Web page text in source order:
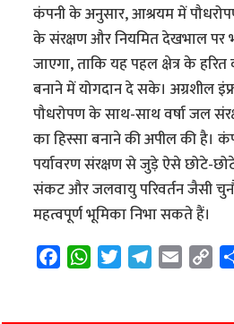
कंपनी के अनुसार, आश्रयम में
के संरक्षण और नियमित देखभाल पर
जाएगा, ताकि यह पहल क्षेत्र के
बनाने में योगदान दे सके। अग्रशील
पौधरोपण के साथ-साथ वर्षा जल
का हिस्सा बनाने की अपील की है।
पर्यावरण संरक्षण से जुड़े ऐसे छोटे-
संकट और जलवायु परिवर्तन जैसी
महत्वपूर्ण भूमिका निभा सकते हैं।
F
W
T
T
E
C